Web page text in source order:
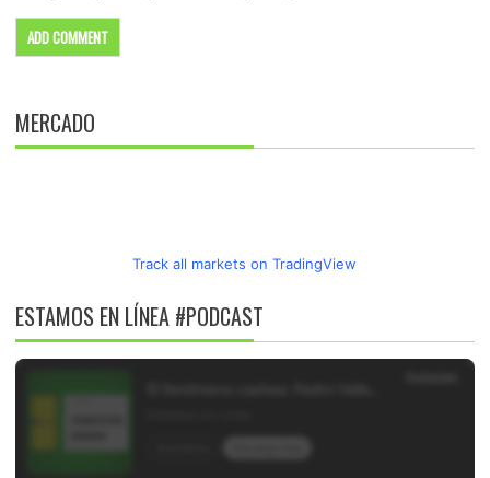
MERCADO
Track all markets on TradingView
ESTAMOS EN LÍNEA #PODCAST